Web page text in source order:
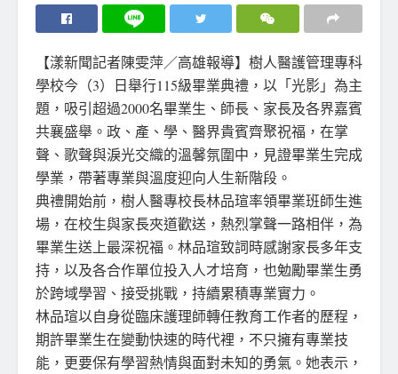
【漾新聞記者陳雯萍／高雄報導】樹人醫護管理專科
學校今（3）日舉行115級畢業典禮，以「光影」為主
題，吸引超過2000名畢業生、師長、家長及各界嘉賓
共襄盛舉。政、產、學、醫界貴賓齊聚祝福，在掌
聲、歌聲與淚光交織的溫馨氛圍中，見證畢業生完成
學業，帶著專業與溫度迎向人生新階段。
典禮開始前，樹人醫專校長林品瑄率領畢業班師生進
場，在校生與家長夾道歡送，熱烈掌聲一路相伴，為
畢業生送上最深祝福。林品瑄致詞時感謝家長多年支
持，以及各合作單位投入人才培育，也勉勵畢業生勇
於跨域學習、接受挑戰，持續累積專業實力。
林品瑄以自身從臨床護理師轉任教育工作者的歷程，
期許畢業生在變動快速的時代裡，不只擁有專業技
能，更要保有學習熱情與面對未知的勇氣。她表示，